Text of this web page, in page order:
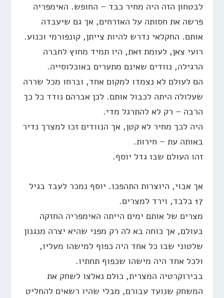
לבטחון הזה היה מחיר כבד – החופש. האימפריה
פרשה את חסותה על האזרחים, אך גם שיעבדה
אותם. החקלאי נדרש להיות צייתן, קונפורמי וכנוע.
רועי צאן, לעומת זאת, היו תמיד מחוץ לחברה
הרגילה, נוודים שאינם מתערים באוכלוסייה.
הם לעולם לא נצמדו למקום אחד, וברחו מכל שררה
שעלולה היתה לכבול אותם. לכן אברהם נודד כל כך
הרבה – רק לא להתרגל מדי.
היה לכך מחיר לא קטן, אך הנוודים זכו למצרך נדיר
באותה עת – חירות.
זהו העולם שבו גדל יוסף.
אך אבוי, היוצרות התהפכו. יוסף נמכר לעבד בגיל
17 בלבד, וירד למצרים.
מצרים של אותם ימים הייתה האימפריה החזקה
בעולם, אך כוחה בא לה רק מפני שהיא יצרה מנגנון
שלטוני שבו כל אחד היה כפוף למישהו מעליו,
ולכל אחד היה מישהו שכפוף תחתיו.
בבירוקרטיה המצרית, כולם נאלצו לשחק את
המשחק שנועד עבורם, מבלי שהיו רשאים להחליט